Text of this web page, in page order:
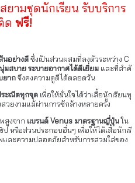
ยามชุดนักเรียน รับบริการ
ดฟรี!
นอย่างดีซึ่งเป็นส่วนผสมที่ลงตัวระหว่าง C
นุ่มสบาย ระบายอากาศได้ดีเยี่ยม และที่สำคั
ยากจึงคงความดูดีได้ตลอดวัน
ะณีตทุกจุด เพื่อให้มั่นใจได้ว่าเสื้อนักเรียนทุ
วยงามแม้ผ่านการซักล้างหลายครั้ง
สูงจาก แบรนด์ Venus มาตรฐานญี่ปุ่นใน
หรือส่วนประกอบอื่นๆ เพื่อให้ได้เสื้อนักเรี
ละความปลอดภัยสำหรับการสวมใส่ของ